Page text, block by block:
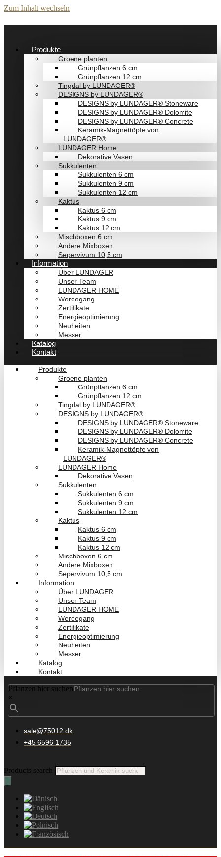
Zum Inhalt wechseln
Produkte
Groene planten
Grünpflanzen 6 cm
Grünpflanzen 12 cm
Tingdal by LUNDAGER®
DESIGNS by LUNDAGER®
DESIGNS by LUNDAGER® Stoneware
DESIGNS by LUNDAGER® Dolomite
DESIGNS by LUNDAGER® Concrete
Keramik-Magnettöpfe von
LUNDAGER®
LUNDAGER Home
Dekorative Vasen
Sukkulenten
Sukkulenten 6 cm
Sukkulenten 9 cm
Sukkulenten 12 cm
Kaktus
Kaktus 6 cm
Kaktus 9 cm
Kaktus 12 cm
Mischboxen 6 cm
Andere Mixboxen
Sepervivum 10,5 cm
Information
Über LUNDAGER
Unser Team
LUNDAGER HOME
Werdegang
Zertifikate
Energieoptimierung
Neuheiten
Messer
Katalog
Kontakt
Produkte
Groene planten
Grünpflanzen 6 cm
Grünpflanzen 12 cm
Tingdal by LUNDAGER®
DESIGNS by LUNDAGER®
DESIGNS by LUNDAGER® Stoneware
DESIGNS by LUNDAGER® Dolomite
DESIGNS by LUNDAGER® Concrete
Keramik-Magnettöpfe von
LUNDAGER®
LUNDAGER Home
Dekorative Vasen
Sukkulenten
Sukkulenten 6 cm
Sukkulenten 9 cm
Sukkulenten 12 cm
Kaktus
Kaktus 6 cm
Kaktus 9 cm
Kaktus 12 cm
Mischboxen 6 cm
Andere Mixboxen
Sepervivum 10,5 cm
Information
Über LUNDAGER
Unser Team
LUNDAGER HOME
Werdegang
Zertifikate
Energieoptimierung
Neuheiten
Messer
Katalog
Kontakt
Pflanzen hier suchen
×
sale@75012.dk
+45 6596 1735
Products search